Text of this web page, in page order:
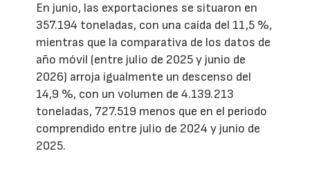
En junio, las exportaciones se situaron en
357.194 toneladas, con una caída del 11,5 %,
mientras que la comparativa de los datos de
año móvil (entre julio de 2025 y junio de
2026) arroja igualmente un descenso del
14,9 %, con un volumen de 4.139.213
toneladas, 727.519 menos que en el periodo
comprendido entre julio de 2024 y junio de
2025.